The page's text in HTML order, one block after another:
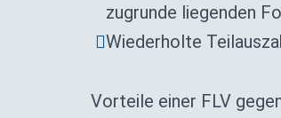
zugrunde liegenden
Wiederholte
Vorteile einer FLV